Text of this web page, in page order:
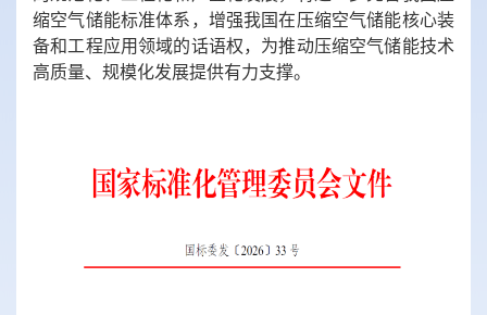
缩空气储能标准体系，增强我国在压缩空气储能核心装
备和工程应用领域的话语权，为推动压缩空气储能技术
高质量、规模化发展提供有力支撑。